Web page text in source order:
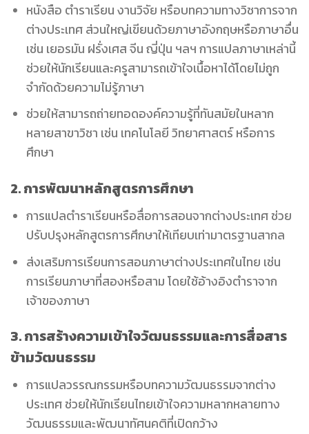
หนังสือ ตำราเรียน งานวิจัย หรือบทความทางวิชาการจาก
ต่างประเทศ ส่วนใหญ่เขียนด้วยภาษาอังกฤษหรือภาษาอื่น
เช่น เยอรมัน ฝรั่งเศส จีน ญี่ปุ่น ฯลฯ การแปลภาษาเหล่านี้
ช่วยให้นักเรียนและครูสามารถเข้าใจเนื้อหาได้โดยไม่ถูก
จำกัดด้วยความไม่รู้ภาษา
ช่วยให้สามารถถ่ายทอดองค์ความรู้ที่ทันสมัยในหลาก
หลายสาขาวิชา เช่น เทคโนโลยี วิทยาศาสตร์ หรือการ
ศึกษา
2. การพัฒนาหลักสูตรการศึกษา
การแปลตำราเรียนหรือสื่อการสอนจากต่างประเทศ ช่วย
ปรับปรุงหลักสูตรการศึกษาให้เทียบเท่ามาตรฐานสากล
ส่งเสริมการเรียนการสอนภาษาต่างประเทศในไทย เช่น
การเรียนภาษาที่สองหรือสาม โดยใช้อ้างอิงตำราจาก
เจ้าของภาษา
3. การสร้างความเข้าใจวัฒนธรรมและการสื่อสาร
ข้ามวัฒนธรรม
การแปลวรรณกรรมหรือบทความวัฒนธรรมจากต่าง
ประเทศ ช่วยให้นักเรียนไทยเข้าใจความหลากหลายทาง
วัฒนธรรมและพัฒนาทัศนคติที่เปิดกว้าง